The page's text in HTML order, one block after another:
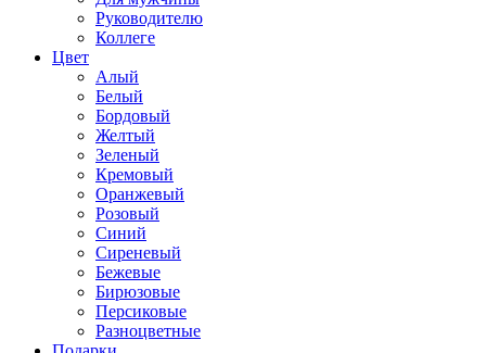
Руководителю
Коллеге
Цвет
Алый
Белый
Бордовый
Желтый
Зеленый
Кремовый
Оранжевый
Розовый
Синий
Сиреневый
Бежевые
Бирюзовые
Персиковые
Разноцветные